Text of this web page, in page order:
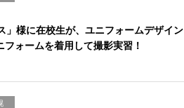
」様に在校生が、ユニフォームデザイン
ォームを着用して撮影実習！